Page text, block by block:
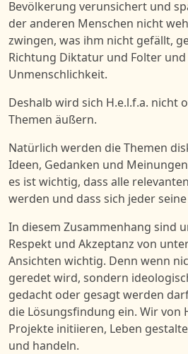
Bevölkerung verunsichert und
der anderen Menschen nicht
zwingen, was ihm nicht gefällt,
Richtung Diktatur und Folter
Unmenschlichkeit.
Deshalb wird sich H.e.l.f.a. nicht
Themen äußern.
Natürlich werden die Themen
Ideen, Gedanken und
es ist wichtig, dass alle
werden und dass sich jeder
In diesem Zusammenhang sind
Respekt und Akzeptanz von
Ansichten wichtig. Denn wenn
geredet wird, sondern
gedacht oder gesagt werden
die Lösungsfindung ein. Wir von
Projekte initiieren, Leben
und handeln.